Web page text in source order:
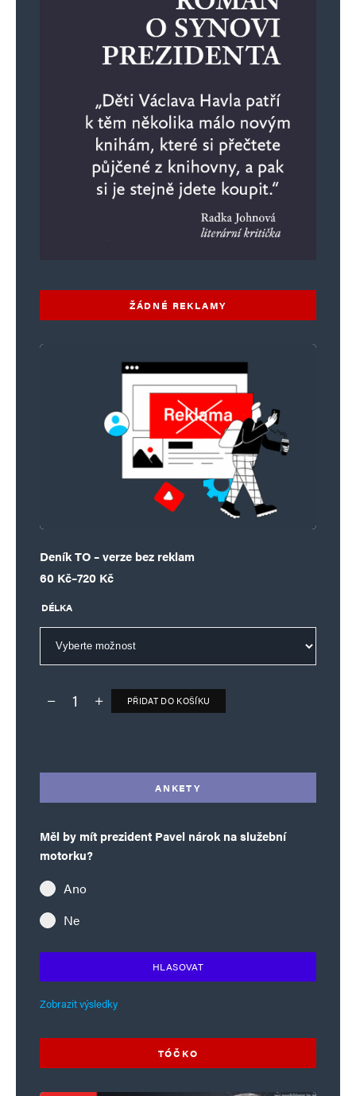
ŽÁDNÉ REKLAMY
Deník TO – verze bez reklam
60 Kč–720 Kč
Rozpětí cen: 60 Kč až 720 Kč
DÉLKA
Deník TO – verze bez reklam množství
PŘIDAT DO KOŠÍKU
ANKETY
Měl by mít prezident Pavel nárok na služební
motorku?
Ano
Ne
HLASOVAT
Zobrazit výsledky
TÓČKO